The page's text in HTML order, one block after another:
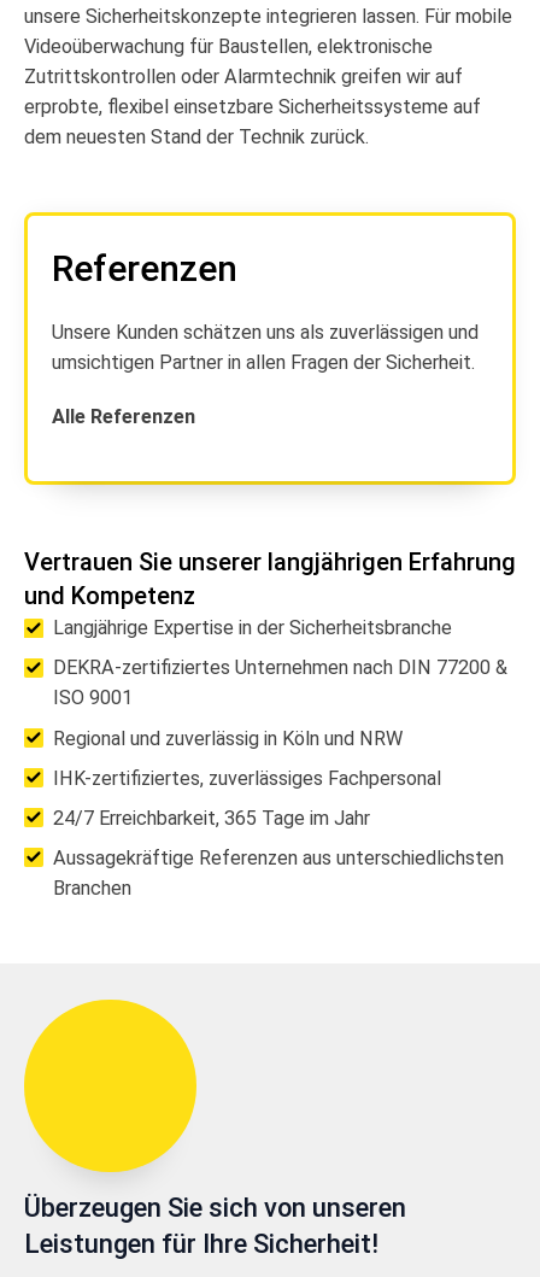
unsere Sicherheitskonzepte integrieren lassen. Für mobile
Videoüberwachung für Baustellen, elektronische
Zutrittskontrollen oder Alarmtechnik greifen wir auf
erprobte, flexibel einsetzbare Sicherheitssysteme auf
dem neuesten Stand der Technik zurück.
Referenzen
Unsere Kunden schätzen uns als zuverlässigen und
umsichtigen Partner in allen Fragen der Sicherheit.
Alle Referenzen
Vertrauen Sie unserer langjährigen Erfahrung
und Kompetenz
Langjährige Expertise in der Sicherheitsbranche
DEKRA-zertifiziertes Unternehmen nach DIN 77200 &
ISO 9001
Regional und zuverlässig in Köln und NRW
IHK-zertifiziertes, zuverlässiges Fachpersonal
24/7 Erreichbarkeit, 365 Tage im Jahr
Aussagekräftige Referenzen aus unterschiedlichsten
Branchen
Überzeugen Sie sich von unseren
Leistungen für Ihre Sicherheit!